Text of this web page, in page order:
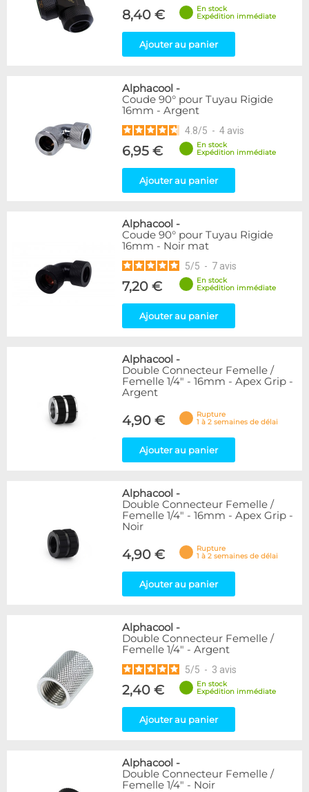
8,40 €
En stock
Expédition immédiate
Ajouter au panier
Alphacool -
Coude 90° pour Tuyau Rigide
16mm - Argent
4.8/5 - 4 avis
6,95 €
En stock
Expédition immédiate
Ajouter au panier
Alphacool -
Coude 90° pour Tuyau Rigide
16mm - Noir mat
5/5 - 7 avis
7,20 €
En stock
Expédition immédiate
Ajouter au panier
Alphacool -
Double Connecteur Femelle /
Femelle 1/4" - 16mm - Apex Grip -
Argent
4,90 €
Rupture
1 à 2 semaines de délai
Ajouter au panier
Alphacool -
Double Connecteur Femelle /
Femelle 1/4" - 16mm - Apex Grip -
Noir
4,90 €
Rupture
1 à 2 semaines de délai
Ajouter au panier
Alphacool -
Double Connecteur Femelle /
Femelle 1/4" - Argent
5/5 - 3 avis
2,40 €
En stock
Expédition immédiate
Ajouter au panier
Alphacool -
Double Connecteur Femelle /
Femelle 1/4" - Noir